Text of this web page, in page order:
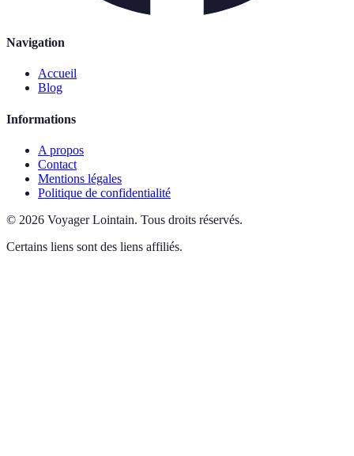
Navigation
Accueil
Blog
Informations
A propos
Contact
Mentions légales
Politique de confidentialité
© 2026 Voyager Lointain. Tous droits réservés.
Certains liens sont des liens affiliés.